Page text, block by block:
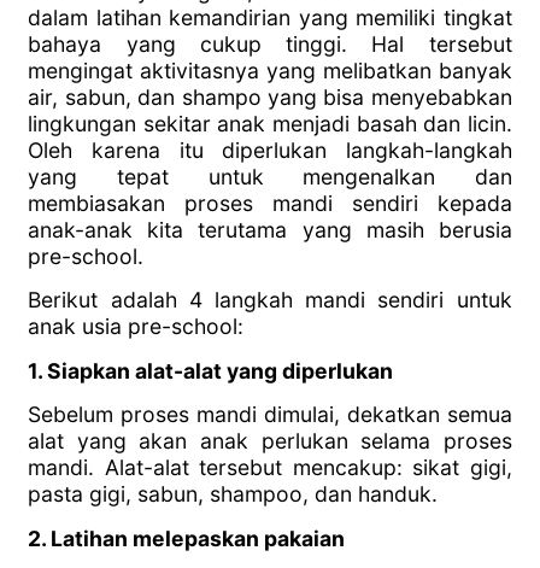
dalam latihan kemandirian yang memiliki tingkat
bahaya yang cukup tinggi. Hal tersebut
mengingat aktivitasnya yang melibatkan banyak
air, sabun, dan shampo yang bisa menyebabkan
lingkungan sekitar anak menjadi basah dan licin.
Oleh karena itu diperlukan langkah-langkah
yang tepat untuk mengenalkan dan
membiasakan proses mandi sendiri kepada
anak-anak kita terutama yang masih berusia
pre-school.
Berikut adalah 4 langkah mandi sendiri untuk
anak usia pre-school:
1. Siapkan alat-alat yang diperlukan
Sebelum proses mandi dimulai, dekatkan semua
alat yang akan anak perlukan selama proses
mandi. Alat-alat tersebut mencakup: sikat gigi,
pasta gigi, sabun, shampoo, dan handuk.
2. Latihan melepaskan pakaian